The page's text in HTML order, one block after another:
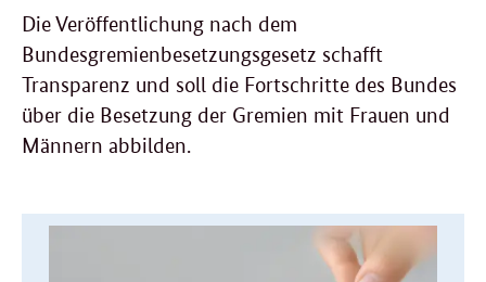
2025
Die Veröffentlichung nach dem
Bundesgremienbesetzungsgesetz schafft
Transparenz und soll die Fortschritte des Bundes
über die Besetzung der Gremien mit Frauen und
Männern abbilden.
Weitere